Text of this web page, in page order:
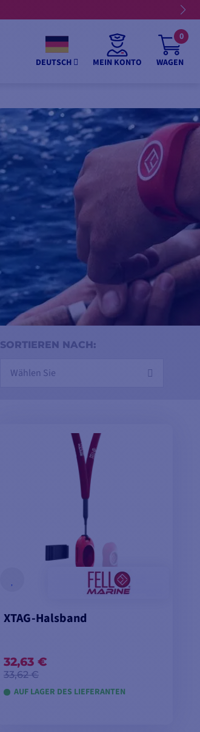
DEUTSCH MEIN KONTO WAGEN
0
SORTIEREN NACH:
Wählen Sie
XTAG-Halsband
32,63 €
33,62 €
AUF LAGER DES LIEFERANTEN